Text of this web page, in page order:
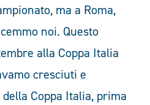
ma a Roma,
noi. Questo
alla Coppa Italia
cresciuti e
Coppa Italia, prima